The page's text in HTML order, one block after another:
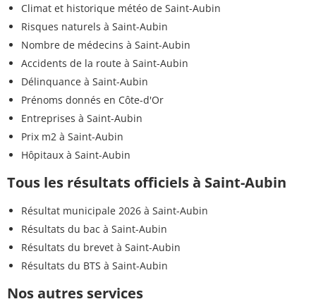
Climat et historique météo de Saint-Aubin
Risques naturels à Saint-Aubin
Nombre de médecins à Saint-Aubin
Accidents de la route à Saint-Aubin
Délinquance à Saint-Aubin
Prénoms donnés en Côte-d'Or
Entreprises à Saint-Aubin
Prix m2 à Saint-Aubin
Hôpitaux à Saint-Aubin
Tous les résultats officiels à Saint-Aubin
Résultat municipale 2026 à Saint-Aubin
Résultats du bac à Saint-Aubin
Résultats du brevet à Saint-Aubin
Résultats du BTS à Saint-Aubin
Nos autres services